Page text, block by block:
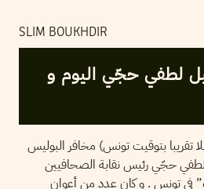
SLIM BOUKHDIR
لطفي حجّي اليوم و
تقريبا بتوقيت تونس) مخافر البوليس
لطفي حجّي رئيس نقابة الصحافيين
في تونس . و كان عدد من أعوان